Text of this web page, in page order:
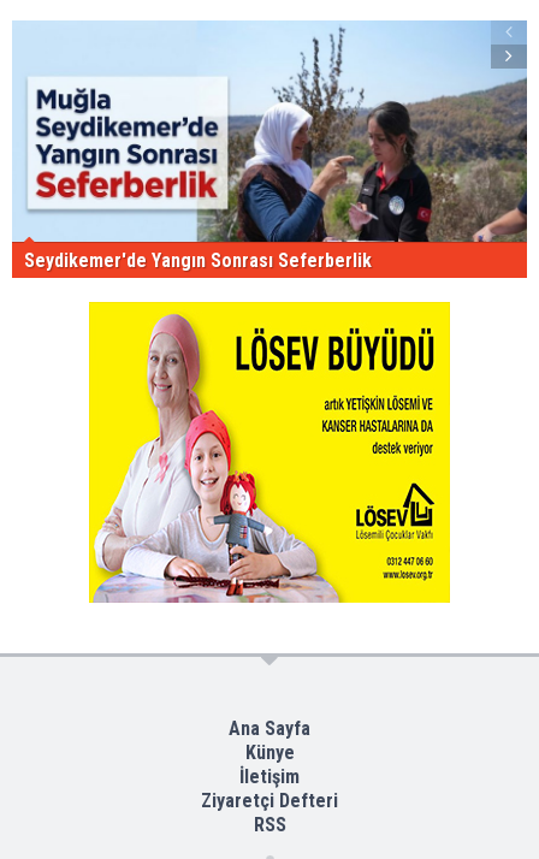
Seydikemer'de Yangın Sonrası Seferberlik
Ana Sayfa
Künye
İletişim
Ziyaretçi Defteri
RSS